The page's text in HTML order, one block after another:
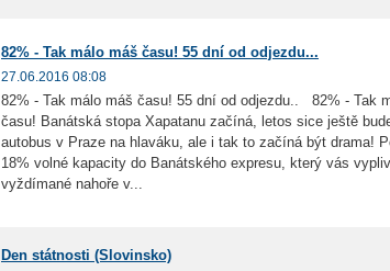
82% - Tak málo máš času! 55 dní od odjezdu...
27.06.2016 08:08
82% - Tak málo máš času! 55 dní od odjezdu.. 82% - Tak
času! Banátská stopa Xapatanu začíná, letos sice ještě
autobus v Praze na hlaváku, ale i tak to začíná být drama!
18% volné kapacity do Banátského expresu, který vás
vyždímané nahoře v...
Den státnosti (Slovinsko)